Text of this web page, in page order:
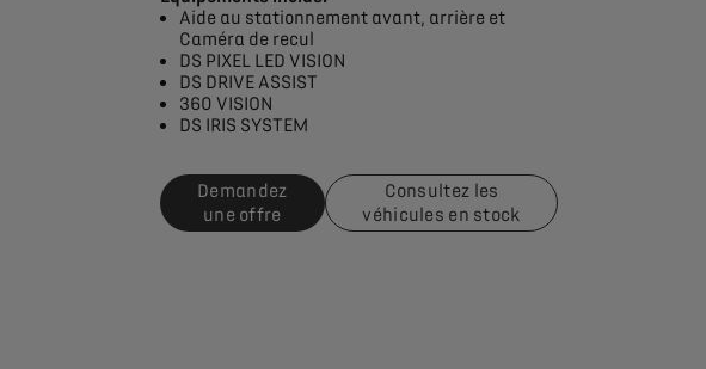
Aide au stationnement avant, arrière et
Caméra de recul
DS PIXEL LED VISION
DS DRIVE ASSIST
360 VISION
DS IRIS SYSTEM
Demandez
une offre
Consultez les
véhicules en stock